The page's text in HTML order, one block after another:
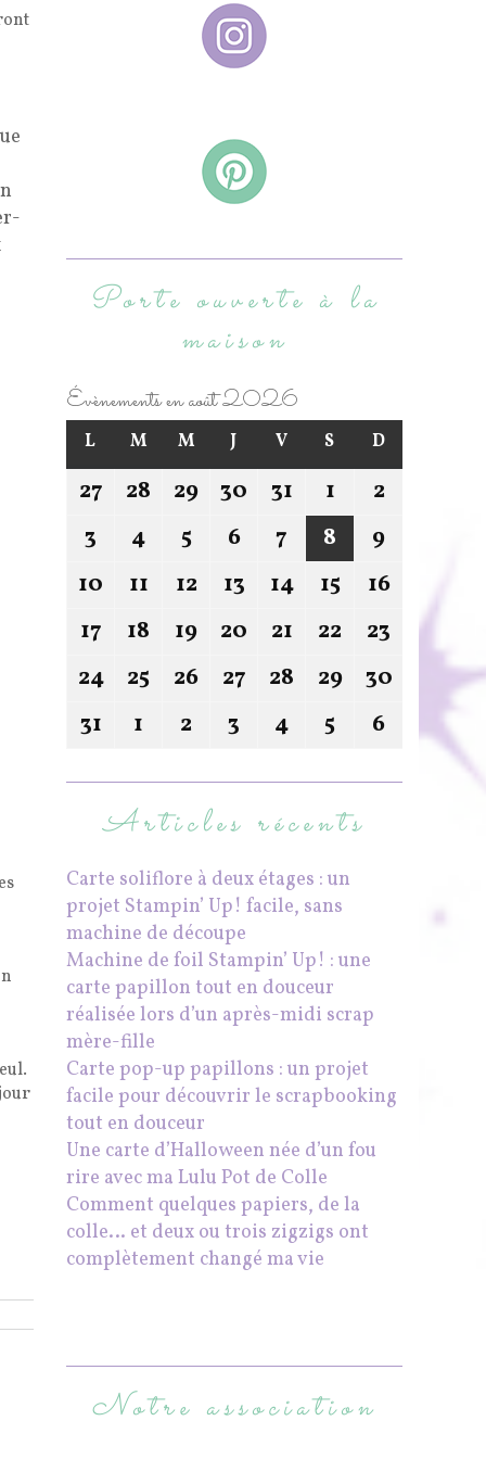
Porte ouverte à la
maison
Évènements en août 2026
L M M J V S D
27 28 29 30 31 1
2
3
4 5 6 7 8
9
10
11 12 13 14 15
16
17
18 19 20 21 22
23
24
25 26 27 28 29
30
31
1 2 3 4 5 6
Articles récents
Carte soliflore à deux étages : un
projet Stampin’ Up! facile, sans
machine de découpe
Machine de foil Stampin’ Up! : une
carte papillon tout en douceur
réalisée lors d’un après-midi scrap
mère-fille
Carte pop-up papillons : un projet
facile pour découvrir le scrapbooking
tout en douceur
Une carte d’Halloween née d’un fou
rire avec ma Lulu Pot de Colle
Comment quelques papiers, de la
colle… et deux ou trois zigzigs ont
complètement changé ma vie
Notre association